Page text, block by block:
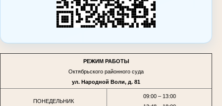
РЕЖИМ РАБОТЫ
Октябрьского районного суда
ул. Народной Воли, д. 81
ПОНЕДЕЛЬНИК
09:00 – 13:00